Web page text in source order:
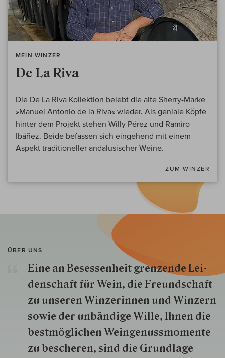
MEIN WINZER
De La Riva
Die De La Riva Kollektion belebt die alte Sherry-Marke
»Manuel Antonio de la Riva« wieder. Als geniale Köpfe
hinter dem Projekt stehen Willy Pérez und Ramiro
Ibáñez. Beide befassen sich eingehend mit einem
Aspekt traditioneller andalusischer Weine.
ZUM WINZER
ÜBER UNS
Eine an Besessenheit gren­zende Lei­
den­schaft für Wein, die Freund­schaft
zu unseren Win­zer­innen und Win­zern
so­wie der un­bän­dige Wille, Ihnen die
best­mög­lich­en Wein­genuss­momente
zu besche­ren, sind die Grund­lage